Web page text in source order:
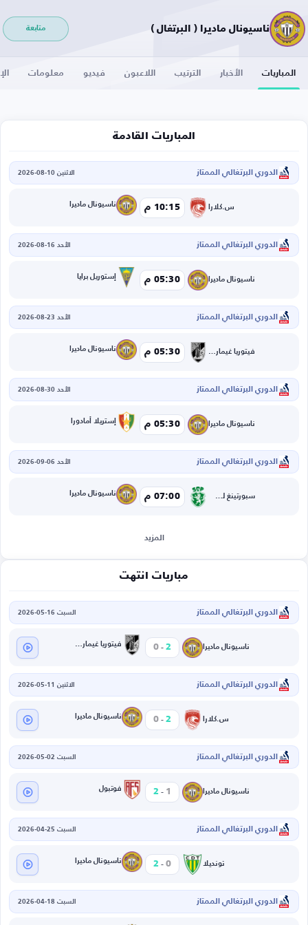
ناسيونال ماديرا ( البرتغال ) متابعة
المباريات الأخبار الترتيب اللاعبون فيديو معلومات
المباريات القادمة
الدوري البرتغالي الممتاز الاثنين 10-08-2026
س.كلارا 10:15 م ناسيونال ماديرا
الدوري البرتغالي الممتاز الأحد 16-08-2026
ناسيونال ماديرا 05:30 م إستوريل برايا
الدوري البرتغالي الممتاز الأحد 23-08-2026
فيتوريا غيماريش 05:30 م ناسيونال ماديرا
الدوري البرتغالي الممتاز الأحد 30-08-2026
ناسيونال ماديرا 05:30 م إستريلا أمادورا
الدوري البرتغالي الممتاز الأحد 06-09-2026
سبورتينغ لشبونة 07:00 م ناسيونال ماديرا
المزيد
مباريات انتهت
الدوري البرتغالي الممتاز السبت 16-05-2026
ناسيونال ماديرا 2
-
0 فيتوريا غيماريش
الدوري البرتغالي الممتاز الاثنين 11-05-2026
س.كلارا 2
-
0 ناسيونال ماديرا
الدوري البرتغالي الممتاز السبت 02-05-2026
ناسيونال ماديرا 1
-
2 فوتبول
الدوري البرتغالي الممتاز السبت 25-04-2026
تونديلا 0
-
2 ناسيونال ماديرا
الدوري البرتغالي الممتاز السبت 18-04-2026